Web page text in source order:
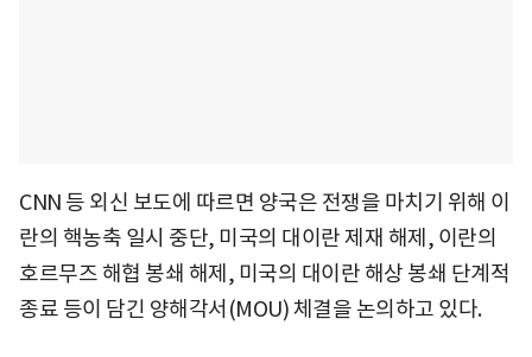
CNN 등 외신 보도에 따르면 양국은 전쟁을 마치기 위해 이
란의 핵농축 일시 중단, 미국의 대이란 제재 해제, 이란의
호르무즈 해협 봉쇄 해제, 미국의 대이란 해상 봉쇄 단계적
종료 등이 담긴 양해각서(MOU) 체결을 논의하고 있다.